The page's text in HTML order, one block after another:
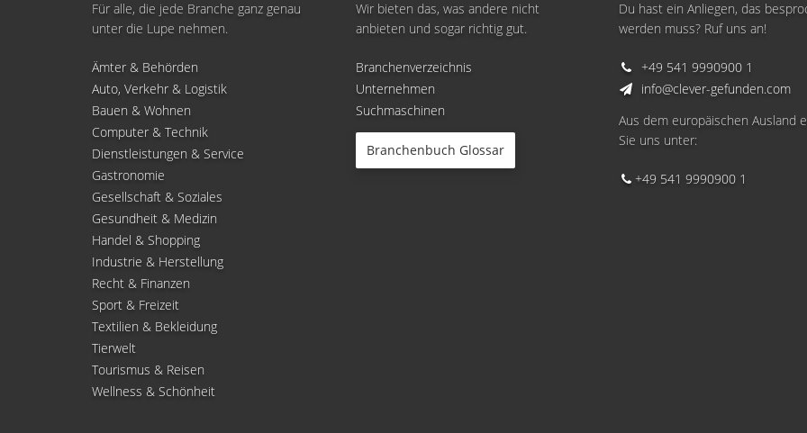
Für alle, die jede Branche ganz genau
unter die Lupe nehmen.
Ämter & Behörden
Auto, Verkehr & Logistik
Bauen & Wohnen
Computer & Technik
Dienstleistungen & Service
Gastronomie
Gesellschaft & Soziales
Gesundheit & Medizin
Handel & Shopping
Industrie & Herstellung
Recht & Finanzen
Sport & Freizeit
Textilien & Bekleidung
Tierwelt
Tourismus & Reisen
Wellness & Schönheit
Wir bieten das, was andere nicht
anbieten und sogar richtig gut.
Branchenverzeichnis
Unternehmen
Suchmaschinen
Branchenbuch Glossar
Du hast ein Anliegen, das
werden muss? Ruf uns an!
+49 541 9990900 1
info@clever-gefunden.com
Aus dem europäischen Ausland
Sie uns unter:
+49 541 9990900 1